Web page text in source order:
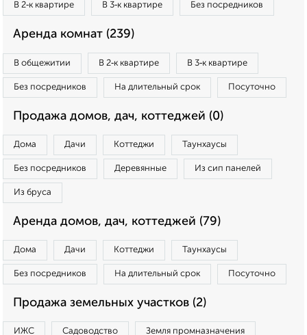
В 2‑к квартире В 3‑к квартире Без посредников
Аренда комнат (239)
В общежитии В 2‑к квартире В 3‑к квартире
Без посредников На длительный срок Посуточно
Продажа домов, дач, коттеджей (0)
Дома Дачи Коттеджи Таунхаусы
Без посредников Деревянные Из сип панелей
Из бруса
Аренда домов, дач, коттеджей (79)
Дома Дачи Коттеджи Таунхаусы
Без посредников На длительный срок Посуточно
Продажа земельных участков (2)
ИЖС Садоводство Земля промназначения